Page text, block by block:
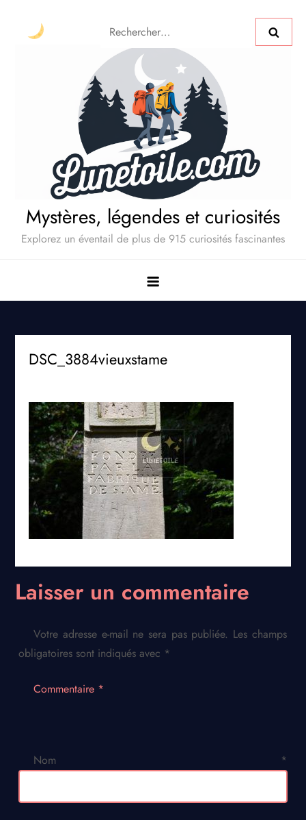
Mystères, légendes et curiosités
Explorez un éventail de plus de 915 curiosités fascinantes
DSC_3884vieuxstame
Laisser un commentaire
Votre adresse e-mail ne sera pas publiée. Les champs
obligatoires sont indiqués avec *
Commentaire *
Nom *